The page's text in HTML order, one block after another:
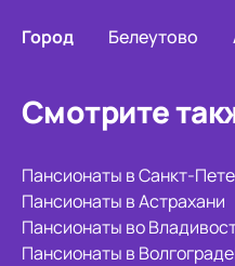
Город Белеутово
Смотрите
Пансионаты в Санкт-
Пансионаты в Астрахани
Пансионаты во
Пансионаты в Волгограде